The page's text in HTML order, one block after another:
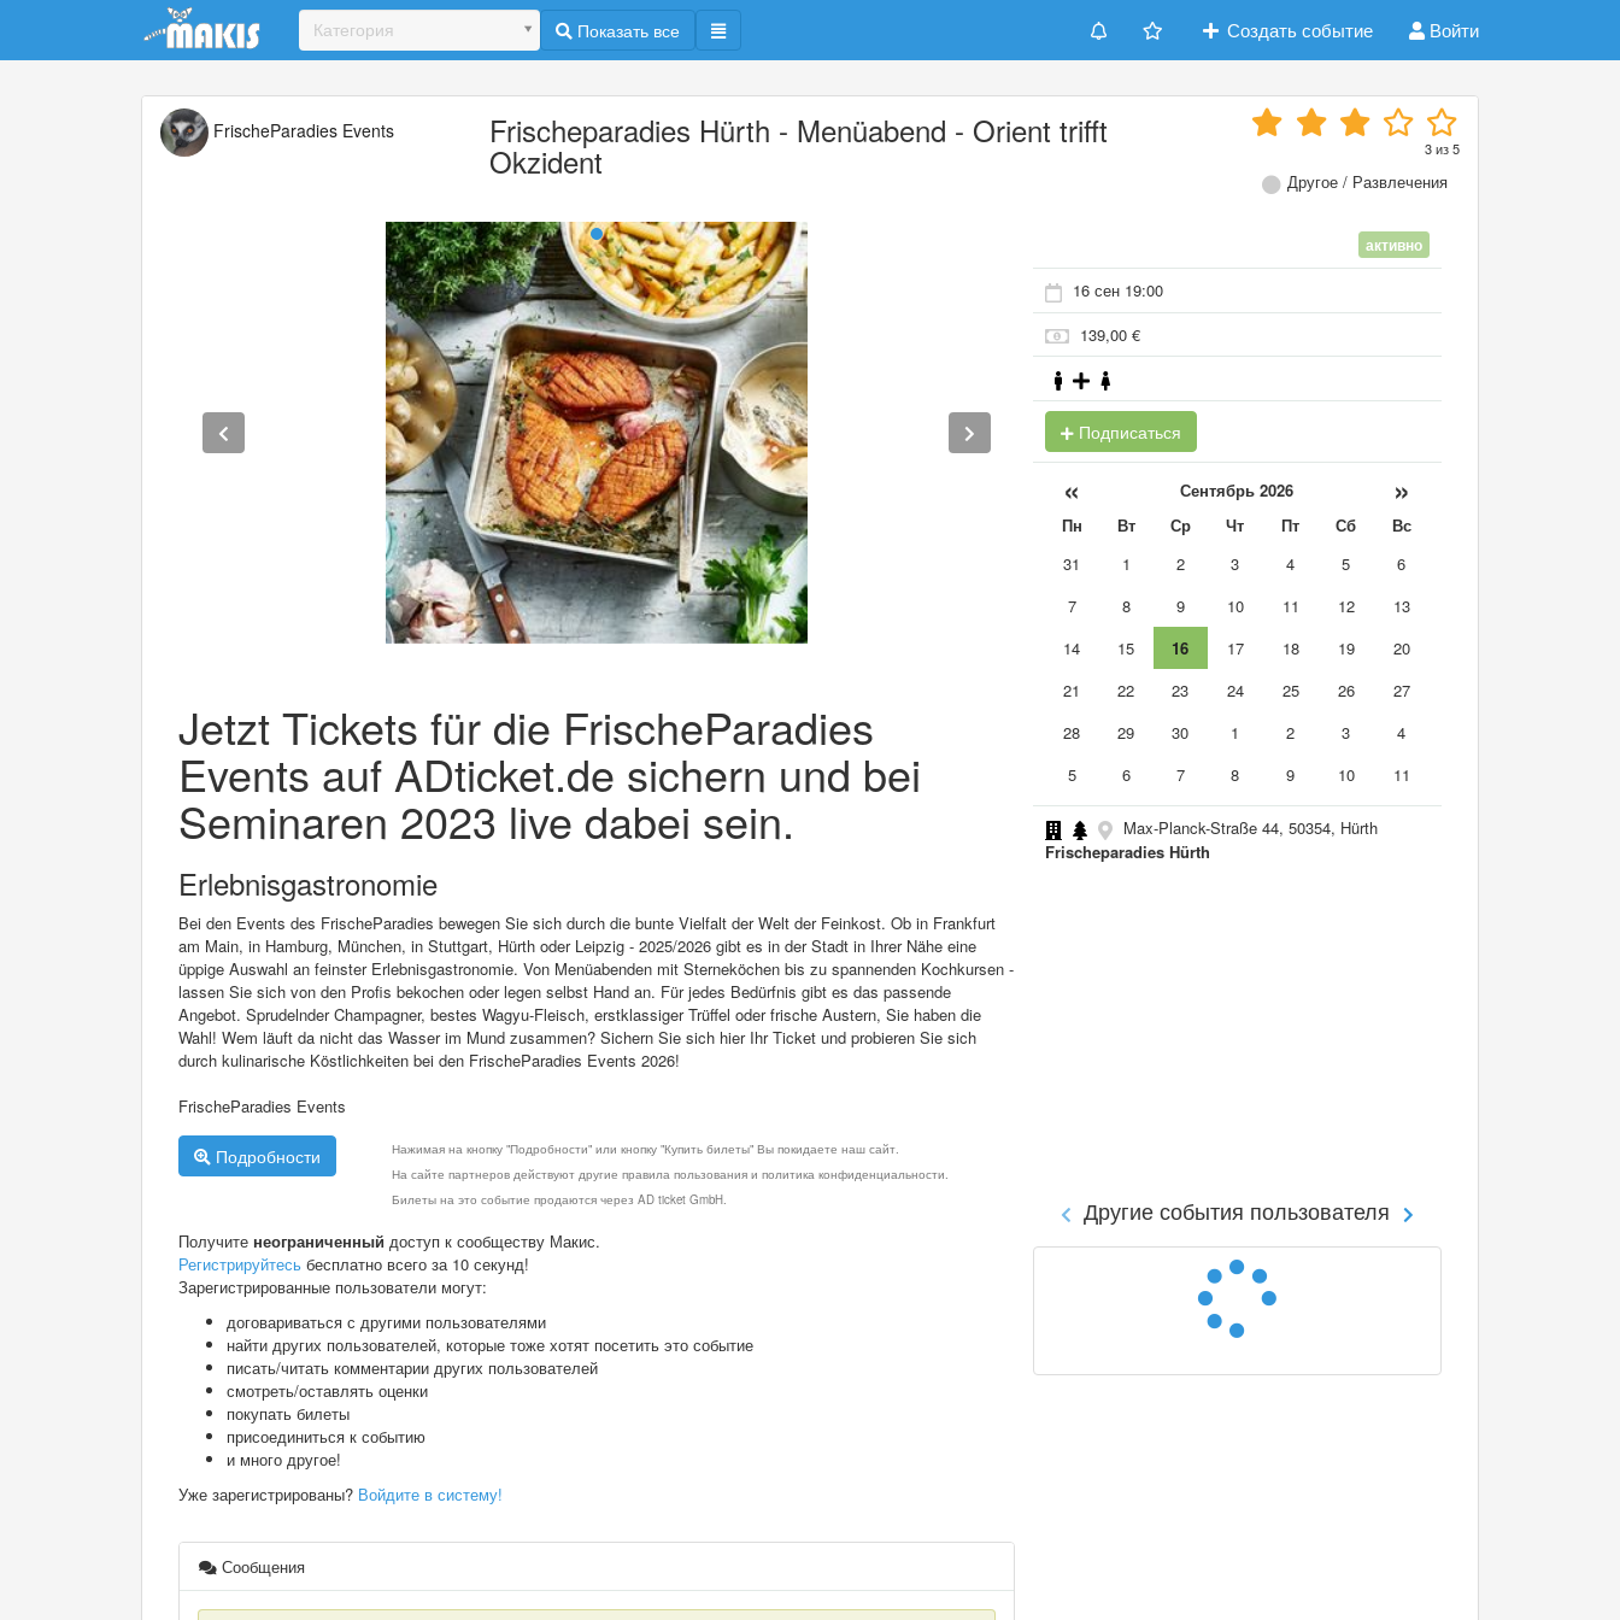
Update cookies preferences
Категория Показать все Создать событие Войти
FrischeParadies Events Frischeparadies Hürth - Menüabend - Orient trifft
Okzident 3из5
Другое / Развлечения
Jetzt Tickets für die FrischeParadies
Events auf ADticket.de sichern und bei
Seminaren 2023 live dabei sein.
Erlebnisgastronomie
Bei den Events des FrischeParadies bewegen Sie sich durch die bunte Vielfalt der Welt der Feinkost. Ob in Frankfurt
am Main, in Hamburg, München, in Stuttgart, Hürth oder Leipzig - 2025/2026 gibt es in der Stadt in Ihrer Nähe eine
üppige Auswahl an feinster Erlebnisgastronomie. Von Menüabenden mit Sterneköchen bis zu spannenden Kochkursen -
lassen Sie sich von den Profis bekochen oder legen selbst Hand an. Für jedes Bedürfnis gibt es das passende
Angebot. Sprudelnder Champagner, bestes Wagyu-Fleisch, erstklassiger Trüffel oder frische Austern, Sie haben die
Wahl! Wem läuft da nicht das Wasser im Mund zusammen? Sichern Sie sich hier Ihr Ticket und probieren Sie sich
durch kulinarische Köstlichkeiten bei den FrischeParadies Events 2026!
FrischeParadies Events
Подробности
Нажимая на кнопку "Подробности" или кнопку "Купить билеты" Вы покидаете наш сайт.
На сайте партнеров действуют другие правила пользования и политика конфиденциальности.
Билеты на это событие продаются через AD ticket GmbH.
Получите неограниченный доступ к сообществу Макис.
Регистрируйтесь бесплатно всего за 10 секунд!
Зарегистрированные пользователи могут:
договариваться с другими пользователями
найти других пользователей, которые тоже хотят посетить это событие
писать/читать комментарии других пользователей
смотреть/оставлять оценки
покупать билеты
присоединиться к событию
и много другое!
Уже зарегистрированы? Войдите в систему!
Сообщения
активно
16 сен 19:00
139,00 €
Подписаться
« Сентябрь 2026 »
Пн Вт Ср Чт Пт Сб
Вс
31
1 2 3 4 5
6
7
8 9 10 11 12
13
14
15 16 17 18 19
20
21
22 23 24 25 26
27
28
29 30 1 2 3
4
5
6 7 8 9 10 11
Max-Planck-Straße 44, 50354, Hürth
Frischeparadies Hürth
Другие события пользователя